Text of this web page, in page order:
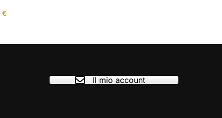
€
Il mio account